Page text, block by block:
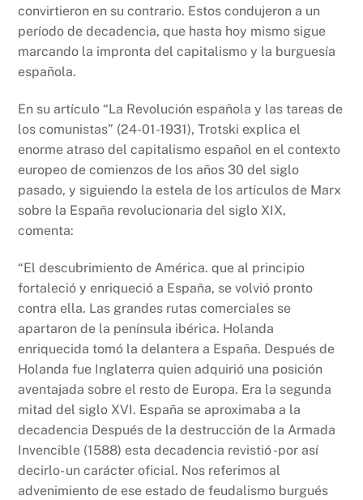
convirtieron en su contrario. Estos condujeron a un
período de decadencia, que hasta hoy mismo sigue
marcando la impronta del capitalismo y la burguesía
española.
En su artículo “La Revolución española y las tareas de
los comunistas” (24-01-1931), Trotski explica el
enorme atraso del capitalismo español en el contexto
europeo de comienzos de los años 30 del siglo
pasado, y siguiendo la estela de los artículos de Marx
sobre la España revolucionaria del siglo XIX,
comenta:
“El descubrimiento de América. que al principio
fortaleció y enriqueció a España, se volvió pronto
contra ella. Las grandes rutas comerciales se
apartaron de la península ibérica. Holanda
enriquecida tomó la delantera a España. Después de
Holanda fue Inglaterra quien adquirió una posición
aventajada sobre el resto de Europa. Era la segunda
mitad del siglo XVI. España se aproximaba a la
decadencia Después de la destrucción de la Armada
Invencible (1588) esta decadencia revistió -por así
decirlo- un carácter oficial. Nos referimos al
advenimiento de ese estado de feudalismo burgués